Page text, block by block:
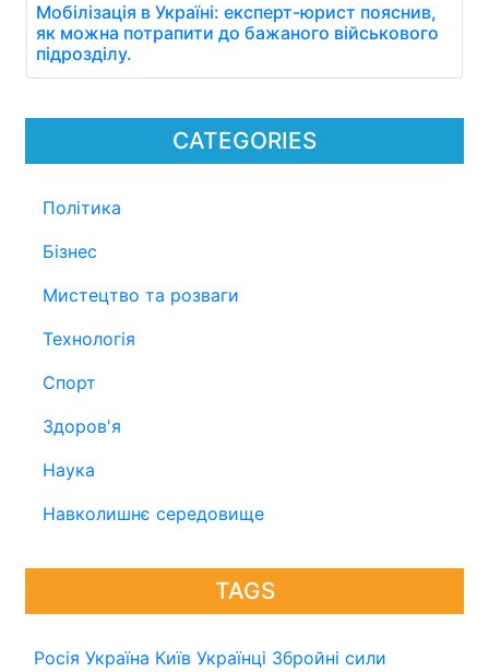
CATEGORIES
Політика
Бізнес
Мистецтво та розваги
Технологія
Спорт
Здоров'я
Наука
Навколишнє середовище
TAGS
Росія Україна Київ Українці Збройні сили
Мобілізація в Україні: експерт-юрист пояснив,
як можна потрапити до бажаного військового
підрозділу.